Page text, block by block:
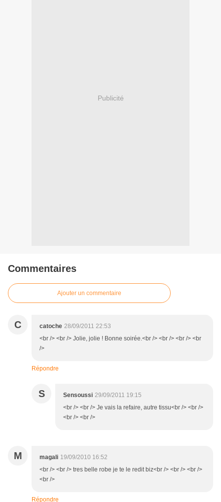
Publicité
Commentaires
Ajouter un commentaire
C catoche 28/09/2011 22:53
<br /> <br /> Jolie, jolie ! Bonne soirée.<br /> <br /> <br /> <br
/>
Répondre
S Sensoussi 29/09/2011 19:15
<br /> <br /> Je vais la refaire, autre tissu<br /> <br />
<br /> <br />
M magali 19/09/2010 16:52
<br /> <br /> tres belle robe je te le redit biz<br /> <br /> <br />
<br />
Répondre